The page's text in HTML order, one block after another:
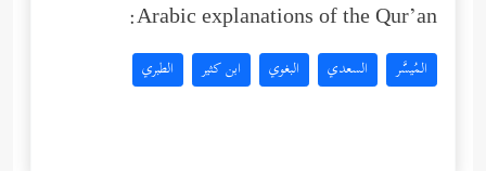
Arabic explanations of the Qur’an:
المُيسَّر السعدي البغوي ابن كثير الطبري